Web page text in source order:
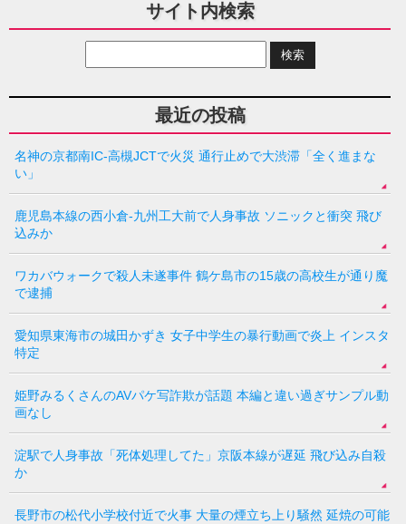
サイト内検索
最近の投稿
名神の京都南IC-高槻JCTで火災 通行止めで大渋滞「全く進まな
い」
鹿児島本線の西小倉-九州工大前で人身事故 ソニックと衝突 飛び
込みか
ワカバウォークで殺人未遂事件 鶴ケ島市の15歳の高校生が通り魔
で逮捕
愛知県東海市の城田かずき 女子中学生の暴行動画で炎上 インスタ
特定
姫野みるくさんのAVパケ写詐欺が話題 本編と違い過ぎサンプル動
画なし
淀駅で人身事故「死体処理してた」京阪本線が遅延 飛び込み自殺
か
長野市の松代小学校付近で火事 大量の煙立ち上り騒然 延焼の可能